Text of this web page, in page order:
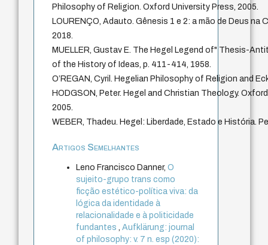
Philosophy of Religion. Oxford University Press, 2005.
LOURENÇO, Adauto. Gênesis 1 e 2: a mão de Deus na
2018.
MUELLER, Gustav E. The Hegel Legend of" Thesis-
of the History of Ideas, p. 411-414, 1958.
O’REGAN, Cyril. Hegelian Philosophy of Religion and
HODGSON, Peter. Hegel and Christian Theology.
2005.
WEBER, Thadeu. Hegel: Liberdade, Estado e História.
Artigos Semelhantes
Leno Francisco Danner,O
sujeito-grupo trans como
ficção estético-política viva: da
lógica da identidade à
relacionalidade e à politicidade
fundantes,Aufklärung: journal
of philosophy: v. 7 n. esp (2020):